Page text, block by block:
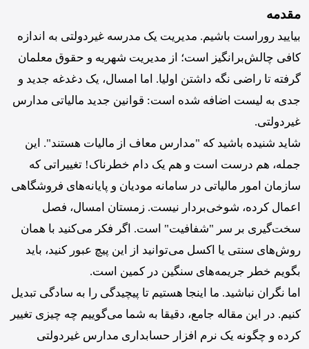
مقدمه
بیایید روراست باشیم. مدیریت یک مدرسه غیردولتی به اندازه
کافی چالش‌برانگیز است؛ از مدیریت شهریه و حقوق معلمان
گرفته تا راضی نگه داشتن اولیا. اما امسال، یک دغدغه جدید و
جدی به لیست اضافه شده است: قوانین جدید مالیاتی مدارس
غیردولتی.
شاید شنیده باشید که "مدارس معاف از مالیات هستند". این
جمله، هم درست است و هم یک دام خطرناک! تغییراتی که
سازمان امور مالیاتی در سامانه مودیان و پایانه‌های فروشگاهی
اعمال کرده، شوخی‌بردار نیست. زمستان امسال، فصل
سخت‌گیری بر سر "شفافیت" است. اگر فکر می‌کنید با همان
روش‌های سنتی یا اکسل می‌توانید از این پیچ عبور کنید، باید
بگویم خطر جریمه‌های سنگین در کمین است.
اما نگران نباشید. ما اینجا هستیم تا پیچیدگی را به سادگی تبدیل
کنیم. در این مقاله جامع، دقیقا به شما می‌گوییم چه چیزی تغییر
کرده و چگونه یک نرم افزار حسابداری مدارس غیردولتی